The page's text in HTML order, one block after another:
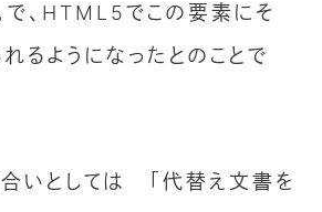
で、HTML5でこの要素にそ
るようになったとのことで
いとしては 「代替え文書を